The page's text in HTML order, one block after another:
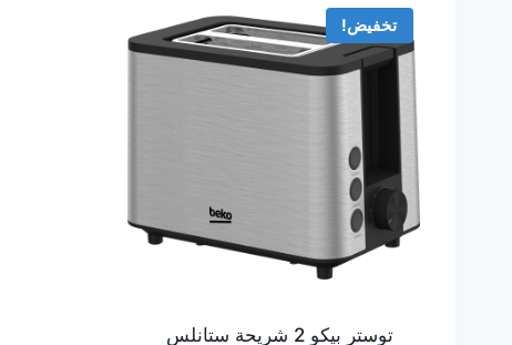
تخفيض!
توستر بيكو 2 شريحة ستانلس